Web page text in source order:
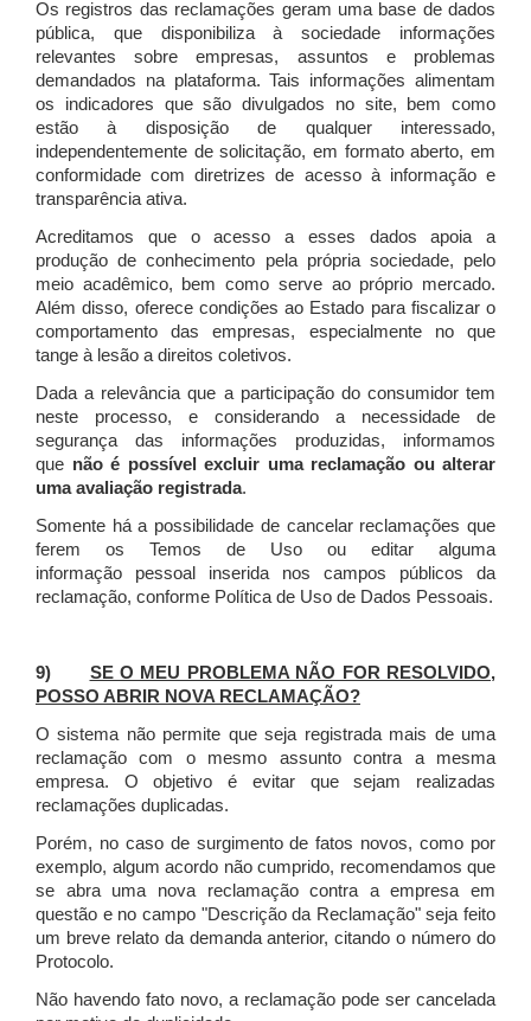
Os registros das reclamações geram uma base de dados
pública, que disponibiliza à sociedade informações
relevantes sobre empresas, assuntos e problemas
demandados na plataforma. Tais informações alimentam
os indicadores que são divulgados no site, bem como
estão à disposição de qualquer interessado,
independentemente de solicitação, em formato aberto, em
conformidade com diretrizes de acesso à informação e
transparência ativa.
Acreditamos que o acesso a esses dados apoia a
produção de conhecimento pela própria sociedade, pelo
meio acadêmico, bem como serve ao próprio mercado.
Além disso, oferece condições ao Estado para fiscalizar o
comportamento das empresas, especialmente no que
tange à lesão a direitos coletivos.
Dada a relevância que a participação do consumidor tem
neste processo, e considerando a necessidade de
segurança das informações produzidas, informamos
que não é possível excluir uma reclamação ou alterar
uma avaliação registrada.
Somente há a possibilidade de cancelar reclamações que
ferem os Temos de Uso ou editar alguma
informação pessoal inserida nos campos públicos da
reclamação, conforme Política de Uso de Dados Pessoais.
9) SE O MEU PROBLEMA NÃO FOR RESOLVIDO,
POSSO ABRIR NOVA RECLAMAÇÃO?
O sistema não permite que seja registrada mais de uma
reclamação com o mesmo assunto contra a mesma
empresa. O objetivo é evitar que sejam realizadas
reclamações duplicadas.
Porém, no caso de surgimento de fatos novos, como por
exemplo, algum acordo não cumprido, recomendamos que
se abra uma nova reclamação contra a empresa em
questão e no campo "Descrição da Reclamação" seja feito
um breve relato da demanda anterior, citando o número do
Protocolo.
Não havendo fato novo, a reclamação pode ser cancelada